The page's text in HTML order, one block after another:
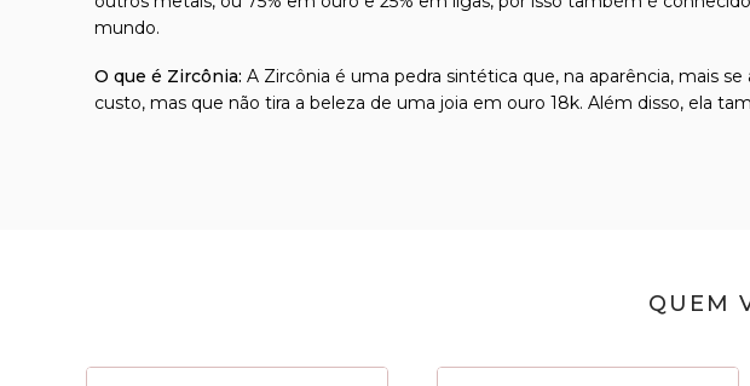
mundo.
O que é Zircônia: A Zircônia é uma pedra sintética que, na aparência, mais
custo, mas que não tira a beleza de uma joia em ouro 18k. Além disso, ela
QUEM